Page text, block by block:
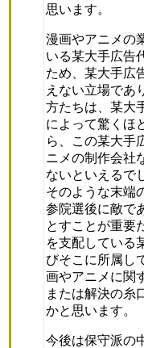
思います。
漫画やアニメの
いる某大手広告
ため、某大手広
えない立場であ
方たちは、某大
によって驚くほ
ら、この某大手
ニメの制作会社
ないといえるで
そのような末端
参院選後に敵で
とすことが重要
を支配している
びそこに所属し
画やアニメに関
または解決の糸
かと思います。
今後は保守派の